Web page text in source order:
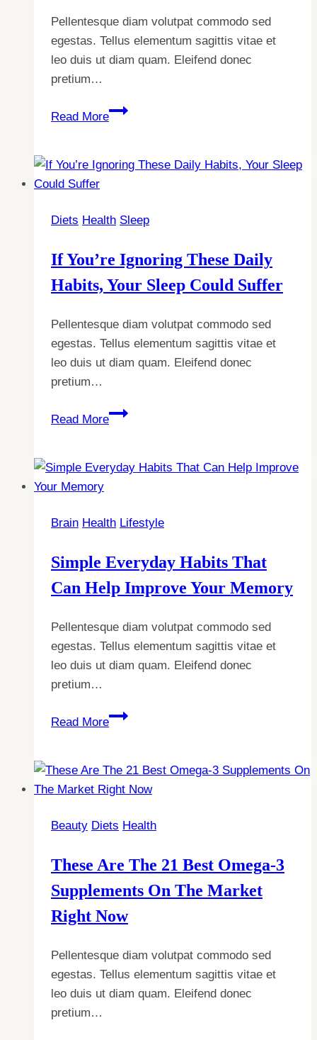
Pellentesque diam volutpat commodo sed
egestas. Tellus elementum sagittis vitae et
leo duis ut diam quam. Eleifend donec
pretium…
Read More
This
Your
Billion
Per
Second
Stop
Ignoring
It
Diets Health Sleep
If You’re Ignoring These Daily
Habits, Your Sleep Could Suffer
Pellentesque diam volutpat commodo sed
egestas. Tellus elementum sagittis vitae et
leo duis ut diam quam. Eleifend donec
pretium…
Read More
If
These
Your
Could
Suffer
Brain Health Lifestyle
Simple Everyday Habits That
Can Help Improve Your Memory
Pellentesque diam volutpat commodo sed
egestas. Tellus elementum sagittis vitae et
leo duis ut diam quam. Eleifend donec
pretium…
Read More
Simple
That
Can
Improve
Memory
Beauty Diets Health
These Are The 21 Best Omega-3
Supplements On The Market
Right Now
Pellentesque diam volutpat commodo sed
egestas. Tellus elementum sagittis vitae et
leo duis ut diam quam. Eleifend donec
pretium…